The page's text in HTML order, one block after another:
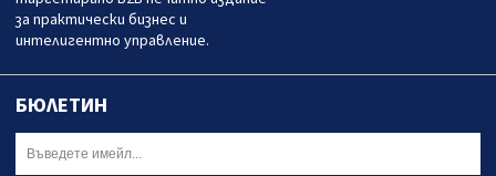
за практически бизнес и
интелигентно управление.
БЮЛЕТИН